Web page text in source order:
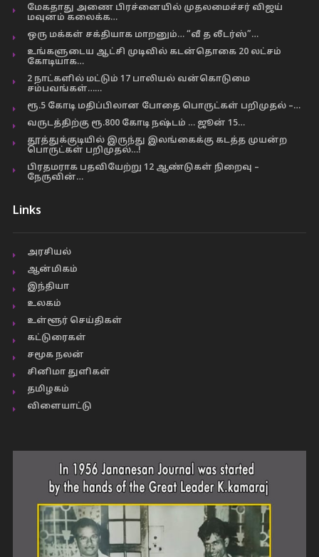
மேகதாது அணை பிரச்னையில் முதலமைச்சர் விஜய்
மவுனம் கலைக்க…
ஒரு மக்கள் சக்தியாக மாறனும்… “வீ த லீடர்ஸ்”…
உங்களுடைய ஆட்சி முடிவில் கடன்தொகை 20 லட்சம்
கோடியாக…
2 நாட்களில் மட்டும் 17 பாலியல் வன்கொடுமை
சம்பவங்கள்……
ரூ.5 கோடி மதிப்பிலான போதை பொருட்கள் பறிமுதல் –…
வருடத்திற்கு ரூ.800 கோடி நஷ்டம் … ஜூன் 15…
தூத்துக்குடியில் இருந்து இலங்கைக்கு கடத்த முயன்ற
பொருட்கள் பறிமுதல்…!
பிரதமராக பதவியேற்று 12 ஆண்டுகள் நிறைவு –
நேருவின்…
Links
அரசியல்
ஆன்மிகம்
இந்தியா
உலகம்
உள்ளூர் செய்திகள்
கட்டுரைகள்
சமூக நலன்
சினிமா துளிகள்
தமிழகம்
விளையாட்டு